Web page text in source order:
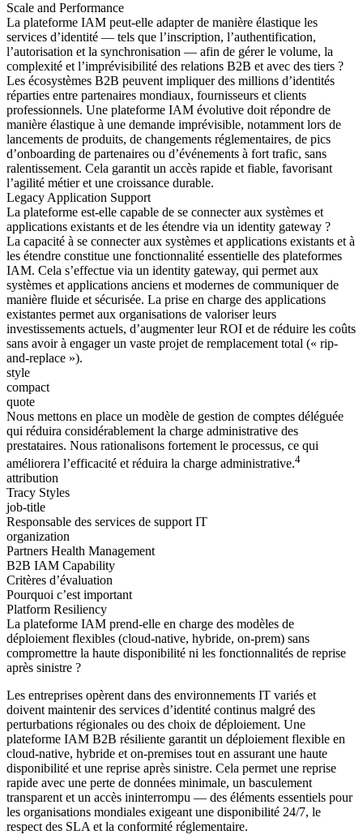
Scale and Performance
La plateforme IAM peut-elle adapter de manière élastique les
services d’identité — tels que l’inscription, l’authentification,
l’autorisation et la synchronisation — afin de gérer le volume, la
complexité et l’imprévisibilité des relations B2B et avec des tiers ?
Les écosystèmes B2B peuvent impliquer des millions d’identités
réparties entre partenaires mondiaux, fournisseurs et clients
professionnels. Une plateforme IAM évolutive doit répondre de
manière élastique à une demande imprévisible, notamment lors de
lancements de produits, de changements réglementaires, de pics
d’onboarding de partenaires ou d’événements à fort trafic, sans
ralentissement. Cela garantit un accès rapide et fiable, favorisant
l’agilité métier et une croissance durable.
Legacy Application Support
La plateforme est-elle capable de se connecter aux systèmes et
applications existants et de les étendre via un identity gateway ?
La capacité à se connecter aux systèmes et applications existants et à
les étendre constitue une fonctionnalité essentielle des plateformes
IAM. Cela s’effectue via un identity gateway, qui permet aux
systèmes et applications anciens et modernes de communiquer de
manière fluide et sécurisée. La prise en charge des applications
existantes permet aux organisations de valoriser leurs
investissements actuels, d’augmenter leur ROI et de réduire les coûts
sans avoir à engager un vaste projet de remplacement total (« rip-
and-replace »).
style
compact
quote
Nous mettons en place un modèle de gestion de comptes déléguée
qui réduira considérablement la charge administrative des
prestataires. Nous rationalisons fortement le processus, ce qui
améliorera l’efficacité et réduira la charge administrative.4
attribution
Tracy Styles
job-title
Responsable des services de support IT
organization
Partners Health Management
B2B IAM Capability
Critères d’évaluation
Pourquoi c’est important
Platform Resiliency
La plateforme IAM prend-elle en charge des modèles de
déploiement flexibles (cloud-native, hybride, on-prem) sans
compromettre la haute disponibilité ni les fonctionnalités de reprise
après sinistre ?
Les entreprises opèrent dans des environnements IT variés et
doivent maintenir des services d’identité continus malgré des
perturbations régionales ou des choix de déploiement. Une
plateforme IAM B2B résiliente garantit un déploiement flexible en
cloud-native, hybride et on-premises tout en assurant une haute
disponibilité et une reprise après sinistre. Cela permet une reprise
rapide avec une perte de données minimale, un basculement
transparent et un accès ininterrompu — des éléments essentiels pour
les organisations mondiales exigeant une disponibilité 24/7, le
respect des SLA et la conformité réglementaire.